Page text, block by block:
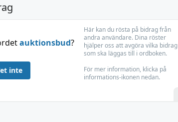
auktionsbud?
inte
Här kan du rösta på bidrag från
andra användare. Dina röster
hjälper oss att avgöra vilka bidrag
som ska läggas till i ordboken.
För mer information, klicka på
informations-ikonen nedan.